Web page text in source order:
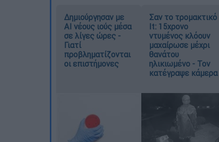
Δημιούργησαν με
AI νέους ιούς μέσα
σε λίγες ώρες -
Γιατί
προβληματίζονται
οι επιστήμονες
Σαν το τρομακτικό
It: 15χρονο
ντυμένος κλόουν
μαχαίρωσε μέχρι
θανάτου
ηλικιωμένο - Τον
κατέγραψε κάμερα